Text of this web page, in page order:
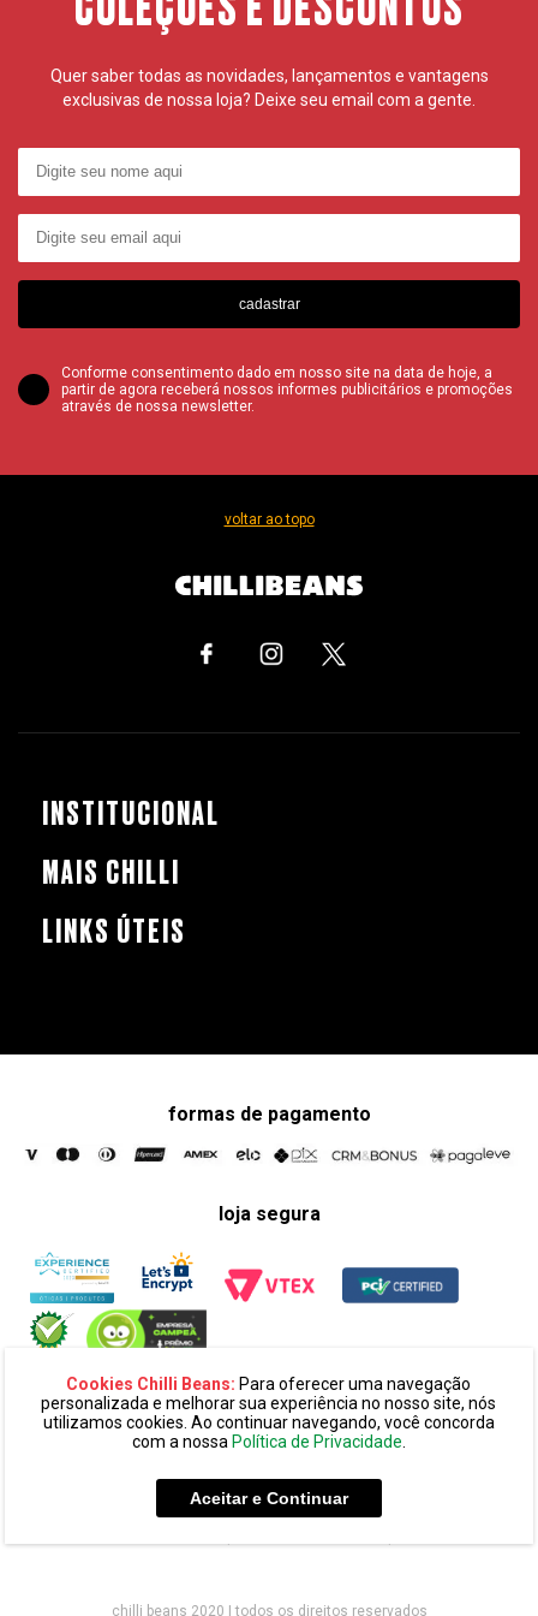
Cookies Chilli Beans: Para oferecer uma navegação
personalizada e melhorar sua experiência no nosso site, nós
utilizamos cookies. Ao continuar navegando, você concorda
com a nossa Política de Privacidade.
Aceitar e Continuar
Quer saber todas as novidades, lançamentos e vantagens
exclusivas de nossa loja? Deixe seu email com a gente.
cadastrar
Conforme consentimento dado em nosso site na data de hoje, a
partir de agora receberá nossos informes publicitários e promoções
através de nossa newsletter.
voltar ao topo
INSTITUCIONAL
MAIS CHILLI
LINKS ÚTEIS
formas de pagamento
loja segura
ltda. cnpj: 14.439.371/0002-60
alameda amazonas, 594, terreo mezanino, alphaville
chilli beans 2020 | todos os direitos reservados